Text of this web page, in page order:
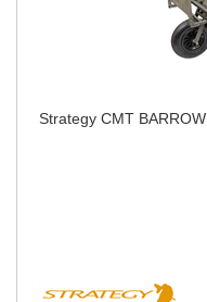
Strategy CMT BARROW